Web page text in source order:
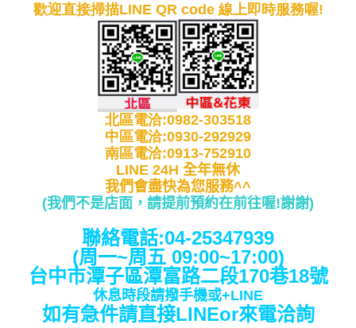
歡迎直接掃描LINE QR code 線上即時服務喔!
北區電洽:0982-303518
中區電洽:0930-292929
南區電洽:0913-752910
LINE 24H 全年無休
我們會盡快為您服務^^
(我們不是店面，請提前預約在前往喔!謝謝)
聯絡電話:04-25347939
(周一~周五 09:00~17:00)
台中市潭子區潭富路二段170巷18號
休息時段請撥手機或+LINE
如有急件請直接LINEor來電洽詢